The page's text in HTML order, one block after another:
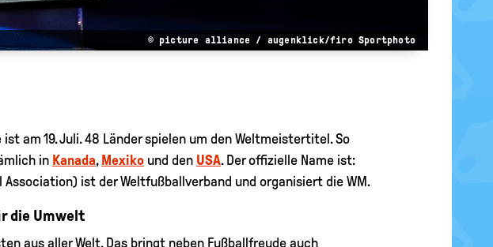
© picture alliance / augenklick/firo Sportphoto
ist am 19. Juli. 48 Länder spielen um den Weltmeistertitel. So
in Kanada, Mexiko und den USA. Der offizielle Name ist:
Association) ist der Weltfußballverband und organisiert die WM.
die Umwelt
aus aller Welt. Das bringt neben Fußballfreude auch